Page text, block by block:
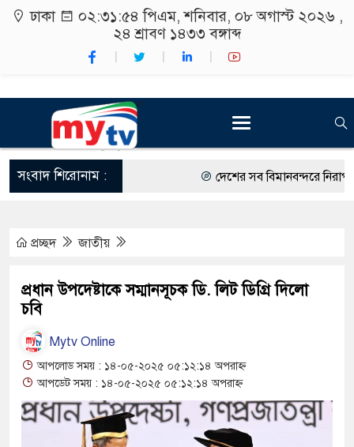
ঢাকা ০২:৩১:৫৫ পিএম, শনিবার, ০৮ অগাস্ট ২০২৬ ,
২৪ শ্রাবণ ১৪৩৩ বঙ্গাব্দ
সংবাদ শিরোনাম : দেশের সব বিমানবন্দরে নিরাপত্তা
কর্মসূচীর শুভসূচনা।
থাকায় বিক্রিতে নিষেধাজ্ঞা
অত্যাচারের ছবি যেন আর তুলতে
আলাল
প্রচ্ছদ জাতীয়
প্রধান উপদেষ্টাকে সম্মানসূচক ডি. লিট ডিগ্রি দিলো
চবি
Mytv Online
আপলোড সময় : ১৪-০৫-২০২৫ ০৫:১২:১৪ অপরাহ্ন
আপডেট সময় : ১৪-০৫-২০২৫ ০৫:১২:১৪ অপরাহ্ন